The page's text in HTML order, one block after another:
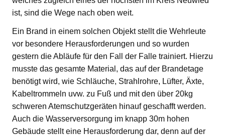
ist, sind die Wege nach oben weit.
Ein Brand in einem solchen Objekt stellt die Wehrleute
vor besondere Herausforderungen und so wurden
gestern die Abläufe für den Fall der Falle trainiert. Hierzu
musste das gesamte Material, das auf der Brandetage
benötigt wird, wie Schläuche, Strahlrohre, Lüfter, Äxte,
Kabeltrommeln uvw. zu Fuß und mit den über 20kg
schweren Atemschutzgeräten hinauf geschafft werden.
Auch die Wasserversorgung im knapp 30m hohen
Gebäude stellt eine Herausforderung dar, denn auf der